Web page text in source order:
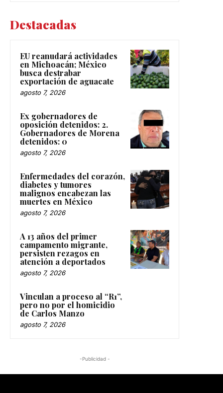
Destacadas
EU reanudará actividades
en Michoacán; México
busca destrabar
exportación de aguacate
agosto 7, 2026
Ex gobernadores de
oposición detenidos: 2.
Gobernadores de Morena
detenidos: 0
agosto 7, 2026
Enfermedades del corazón,
diabetes y tumores
malignos encabezan las
muertes en México
agosto 7, 2026
A 13 años del primer
campamento migrante,
persisten rezagos en
atención a deportados
agosto 7, 2026
Vinculan a proceso al “R1”,
pero no por el homicidio
de Carlos Manzo
agosto 7, 2026
-Publicidad -